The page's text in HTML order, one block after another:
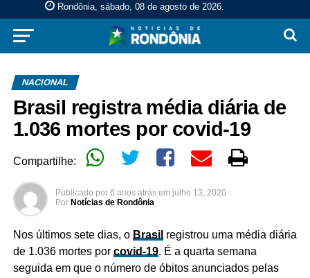
Rondônia, sábado, 08 de agosto de 2026.
NACIONAL
Brasil registra média diária de
1.036 mortes por covid-19
Compartilhe:
Publicado por 6 anos atrás em julho 13, 2020
Por Notícias de Rondônia
Nos últimos sete dias, o Brasil registrou uma média diária
de 1.036 mortes por covid-19. É a quarta semana
seguida em que o número de óbitos anunciados pelas